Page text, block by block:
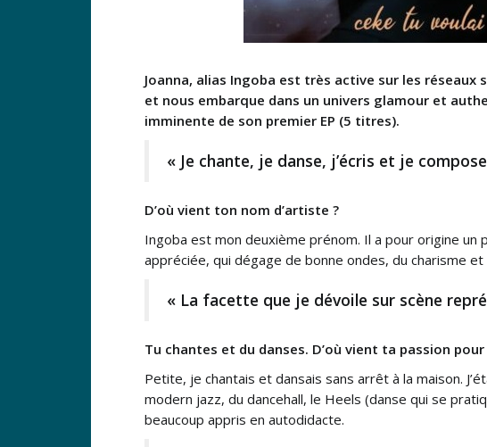
Joanna, alias Ingoba est très active sur les
et nous embarque dans un univers glamour et
imminente de son premier EP (5 titres).
« Je chante, je danse, j’écris et je
D’où vient ton nom d’artiste ?
Ingoba est mon deuxième prénom. Il a pour origine
appréciée, qui dégage de bonne ondes, du charisme et
« La facette que je dévoile sur scène
Tu chantes et du danses. D’où vient ta passion
Petite, je chantais et dansais sans arrêt à la maison.
modern jazz, du dancehall, le Heels (danse qui se
beaucoup appris en autodidacte.